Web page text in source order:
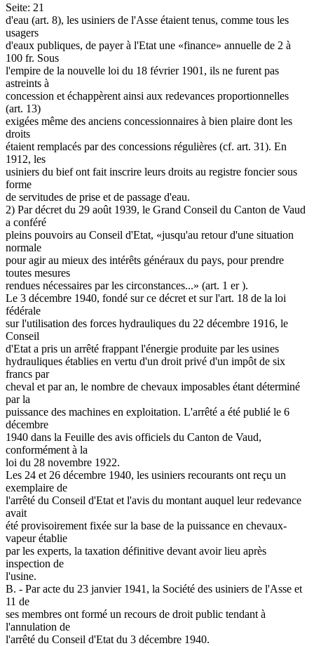
Seite: 21
d'eau (art. 8), les usiniers de l'Asse étaient tenus, comme tous les
usagers
d'eaux publiques, de payer à l'Etat une «finance» annuelle de 2 à
100 fr. Sous
l'empire de la nouvelle loi du 18 février 1901, ils ne furent pas
astreints à
concession et échappèrent ainsi aux redevances proportionnelles
(art. 13)
exigées même des anciens concessionnaires à bien plaire dont les
droits
étaient remplacés par des concessions régulières (cf. art. 31). En
1912, les
usiniers du bief ont fait inscrire leurs droits au registre foncier sous
forme
de servitudes de prise et de passage d'eau.
2) Par décret du 29 août 1939, le Grand Conseil du Canton de Vaud
a conféré
pleins pouvoirs au Conseil d'Etat, «jusqu'au retour d'une situation
normale
pour agir au mieux des intérêts généraux du pays, pour prendre
toutes mesures
rendues nécessaires par les circonstances...» (art. 1 er ).
Le 3 décembre 1940, fondé sur ce décret et sur l'art. 18 de la loi
fédérale
sur l'utilisation des forces hydrauliques du 22 décembre 1916, le
Conseil
d'Etat a pris un arrêté frappant l'énergie produite par les usines
hydrauliques établies en vertu d'un droit privé d'un impôt de six
francs par
cheval et par an, le nombre de chevaux imposables étant déterminé
par la
puissance des machines en exploitation. L'arrêté a été publié le 6
décembre
1940 dans la Feuille des avis officiels du Canton de Vaud,
conformément à la
loi du 28 novembre 1922.
Les 24 et 26 décembre 1940, les usiniers recourants ont reçu un
exemplaire de
l'arrêté du Conseil d'Etat et l'avis du montant auquel leur redevance
avait
été provisoirement fixée sur la base de la puissance en chevaux-
vapeur établie
par les experts, la taxation définitive devant avoir lieu après
inspection de
l'usine.
B. - Par acte du 23 janvier 1941, la Société des usiniers de l'Asse et
11 de
ses membres ont formé un recours de droit public tendant à
l'annulation de
l'arrêté du Conseil d'Etat du 3 décembre 1940.